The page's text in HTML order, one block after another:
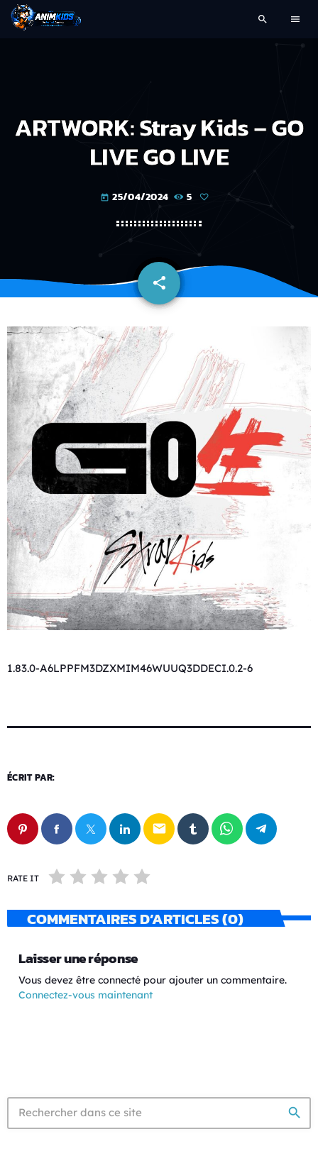
search menu
ARTWORK: Stray Kids – GO
LIVE GO LIVE
today 25/04/2024 5
share
email
1.83.0-A6LPPFM3DZXMIM46WUUQ3DDECI.0.2-6
ÉCRIT PAR:
email
RATE IT
COMMENTAIRES D’ARTICLES (0)
Laisser une réponse
Vous devez être connecté pour ajouter un commentaire.
Connectez-vous maintenant
search